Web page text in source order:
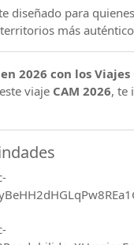
diseñado para
más
2026 con los
viaje CAM 2026, te